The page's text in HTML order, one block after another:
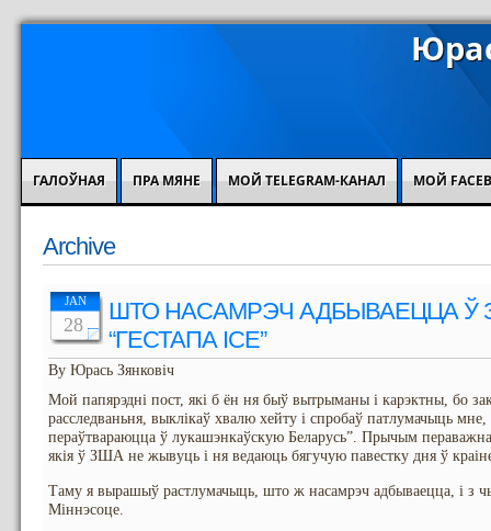
ГАЛОЎНАЯ ПРА МЯНЕ МОЙ TELEGRAM-КАНАЛ МОЙ
Archive
JAN
28
ШТО НАСАМРЭЧ АДБЫВАЕЦЦА Ў
“ГЕСТАПА ICE”
By Юрась Зянковіч
Мой папярэдні пост, які б ён ня быў вытрыманы і карэктны, бо
расследваньня, выклікаў хвалю хейту і спробаў патлумачыць
пераўтвараюцца ў лукашэнкаўскую Беларусь”. Прычым
якія ў ЗША не жывуць і ня ведаюць бягучую павестку дня ў
Таму я вырашыў растлумачыць, што ж насамрэч адбываецца, і з
Міннэсоце.